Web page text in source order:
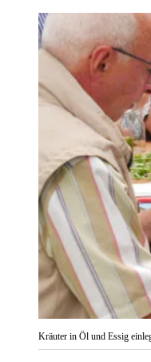
Kräuter in Öl und Essig